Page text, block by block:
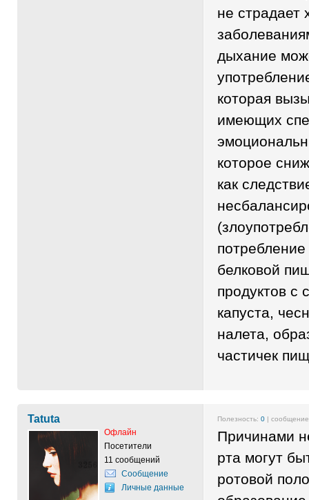
не страдает
дыхание
которая
имеющих
которое
как
белковой
продуктов с
капуста,
налета,
частичек
Tatuta
Офлайн
Посетители
11 сообщений
Сообщение
Личные данные
Полезность: 0 |
Причинами
рта могут
ротовой